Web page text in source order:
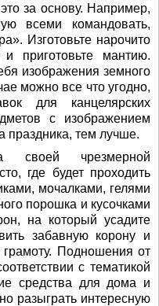
за основу. Например,
всеми командовать,
Изготовьте нарочито
приготовьте мантию.
изображения земного
можно все что угодно,
для канцелярских
с изображением
праздника, тем лучше.
своей чрезмерной
где будет проходить
мочалками, гелями
порошка и кусочками
на который усадите
забавную корону и
Подношения от
с тематикой
средства для дома и
разыграть интересную